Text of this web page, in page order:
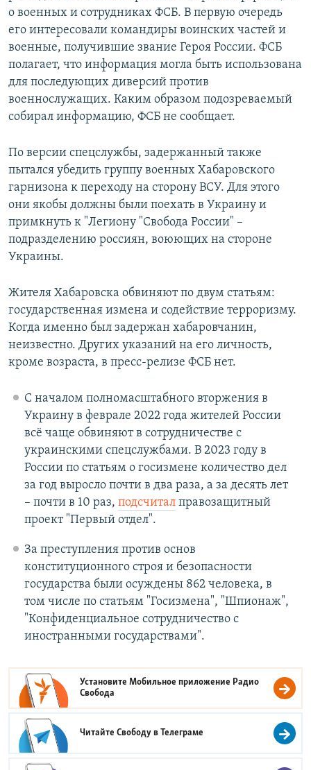
о военных и сотрудниках ФСБ. В первую очередь
его интересовали командиры воинских частей и
военные, получившие звание Героя России. ФСБ
полагает, что информация могла быть использована
для последующих диверсий против
военнослужащих. Каким образом подозреваемый
собирал информацию, ФСБ не сообщает.
По версии спецслужбы, задержанный также
пытался убедить группу военных Хабаровского
гарнизона к переходу на сторону ВСУ. Для этого
они якобы должны были поехать в Украину и
примкнуть к "Легиону "Свобода России" –
подразделению россиян, воюющих на стороне
Украины.
Жителя Хабаровска обвиняют по двум статьям:
государственная измена и содействие терроризму.
Когда именно был задержан хабаровчанин,
неизвестно. Других указаний на его личность,
кроме возраста, в пресс-релизе ФСБ нет.
С началом полномасштабного вторжения в
Украину в феврале 2022 года жителей России
всё чаще обвиняют в сотрудничестве с
украинскими спецслужбами. В 2023 году в
России по статьям о госизмене количество дел
за год выросло почти в два раза, а за десять лет
– почти в 10 раз, подсчиталправозащитный
проект "Первый отдел".
За преступления против основ
конституционного строя и безопасности
государства были осуждены 862 человека, в
том числе по статьям "Госизмена", "Шпионаж",
"Конфиденциальное сотрудничество с
иностранными государствами".
Установите Мобильное приложение Радио
Свобода
Читайте Свободу вТелеграме